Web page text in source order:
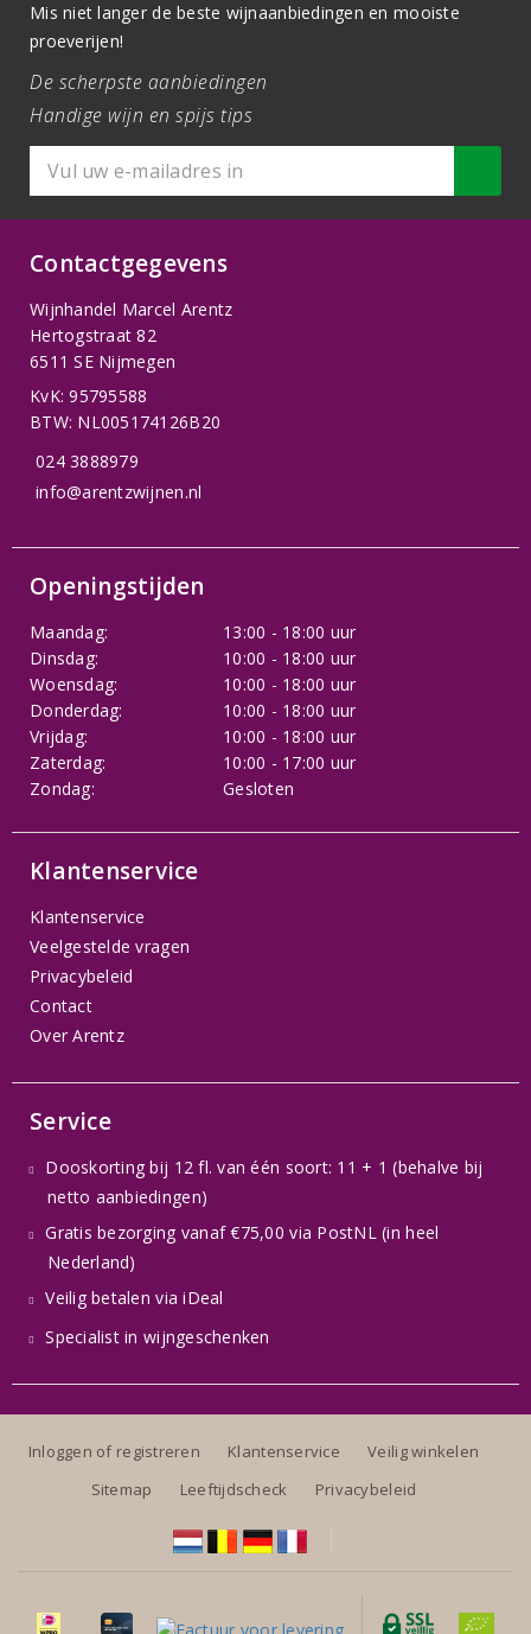
Mis niet langer de beste wijnaanbiedingen en mooiste
proeverijen!
De scherpste aanbiedingen
Handige wijn en spijs tips
Contactgegevens
Wijnhandel Marcel Arentz
Hertogstraat 82
6511 SE Nijmegen
KvK: 95795588
BTW: NL005174126B20
024 3888979
info@arentzwijnen.nl
Openingstijden
Maandag:
13:00 - 18:00 uur
Dinsdag:
10:00 - 18:00 uur
Woensdag:
10:00 - 18:00 uur
Donderdag:
10:00 - 18:00 uur
Vrijdag:
10:00 - 18:00 uur
Zaterdag:
10:00 - 17:00 uur
Zondag:
Gesloten
Klantenservice
Klantenservice
Veelgestelde vragen
Privacybeleid
Contact
Over Arentz
Service
Dooskorting bij 12 fl. van één soort: 11 + 1 (behalve bij
netto aanbiedingen)
Gratis bezorging vanaf €75,00 via PostNL (in heel
Nederland)
Veilig betalen via iDeal
Specialist in wijngeschenken
Inloggen of registreren Klantenservice
Veilig winkelen
Sitemap
Leeftijdscheck Privacybeleid